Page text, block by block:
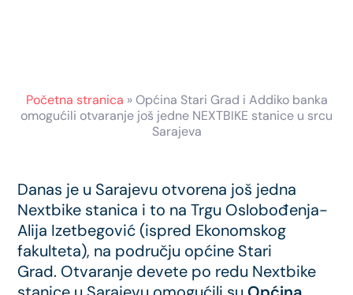
Početna stranica »Općina Stari Grad i Addiko banka
omogućili otvaranje još jedne NEXTBIKE stanice u srcu
Sarajeva
Danas je u Sarajevu otvorena još jedna
Nextbike stanica i to na Trgu Oslobođenja-
Alija Izetbegović (ispred Ekonomskog
fakulteta), na području općine Stari
Grad. Otvaranje devete po redu Nextbike